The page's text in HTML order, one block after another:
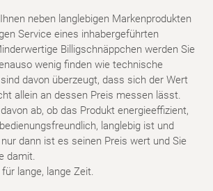
neben langlebigen Markenprodukten
Service eines inhabergeführten
Billigschnäppchen werden Sie
wenig finden wie technische
davon überzeugt, dass sich der Wert
allein an dessen Preis messen lässt.
ab, ob das Produkt energieeffizient,
langlebig ist und
dann ist es seinen Preis wert und Sie
damit.
lange, lange Zeit.